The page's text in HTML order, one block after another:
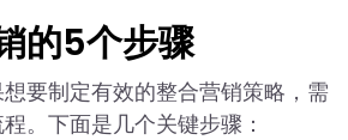
的5个步骤
要制定有效的整合营销策略，需
。下面是几个关键步骤：